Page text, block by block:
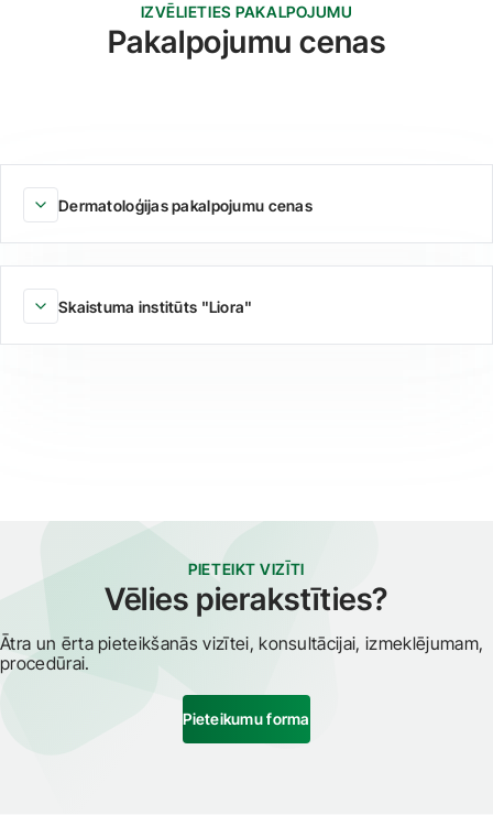
IZVĒLIETIES PAKALPOJUMU
Pakalpojumu cenas
Dermatoloģijas pakalpojumu cenas
Skaistuma institūts "Liora"
PIETEIKT VIZĪTI
Vēlies pierakstīties?
Ātra un ērta pieteikšanās vizītei, konsultācijai, izmeklējumam,
procedūrai.
Pieteikumu forma